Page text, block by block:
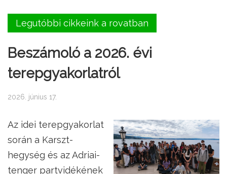
Legutóbbi cikkeink a rovatban
Beszámoló a 2026. évi
terepgyakorlatról
2026. június 17.
Az idei terepgyakorlat
során a Karszt-
hegység és az Adriai-
tenger partvidékének